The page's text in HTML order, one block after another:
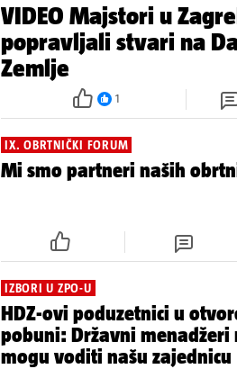
VIDEO Majstori u
popravljali stvari na
Zemlje
1
IX. OBRTNIČKI FORUM
Mi smo partneri naših
IZBORI U ZPO-U
HDZ-ovi poduzetnici u
pobuni: Državni menadžeri
mogu voditi našu zajednicu